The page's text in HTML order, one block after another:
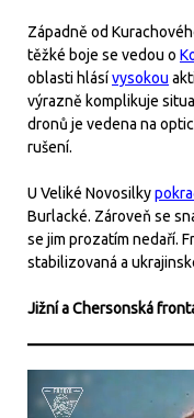
Západně od
těžké boje se vedou o
oblasti hlásívysokou
výrazně komplikuje
dronů je vedena na
rušení.
U Veliké Novosilky
Burlacké. Zároveň se
se jim prozatím nedaří.
stabilizovaná a
Jižní a Chersonská